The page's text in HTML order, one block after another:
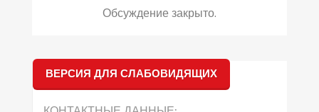
Обсуждение закрыто.
ВЕРСИЯ ДЛЯ СЛАБОВИДЯЩИХ